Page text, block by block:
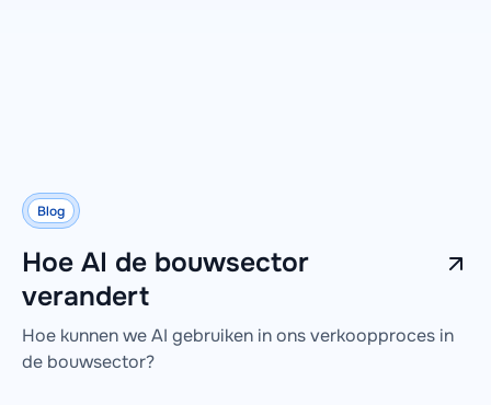
Blog
Hoe AI de bouwsector
verandert
Hoe kunnen we AI gebruiken in ons verkoopproces in
de bouwsector?